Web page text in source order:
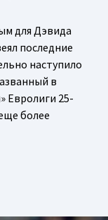
для Дэвида
последние
наступило
в
Евролиги 25-
более